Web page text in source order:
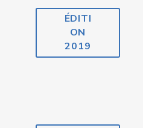
ÉDITI
ON
2019